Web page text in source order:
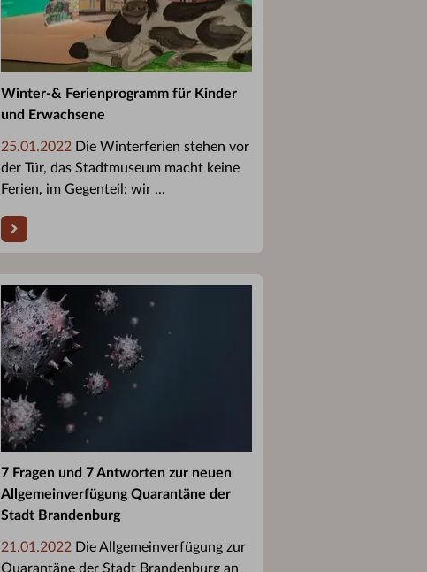
Winter-& Ferienprogramm für Kinder
und Erwachsene
25.01.2022 Die Winterferien stehen vor
der Tür, das Stadtmuseum macht keine
Ferien, im Gegenteil: wir ...
7 Fragen und 7 Antworten zur neuen
Allgemeinverfügung Quarantäne der
Stadt Brandenburg
21.01.2022 Die Allgemeinverfügung zur
Quarantäne der Stadt Brandenburg an